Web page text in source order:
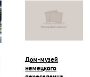
Дом-музей
немецкого